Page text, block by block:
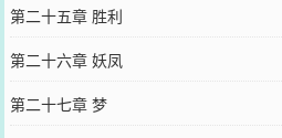
第二十五章 胜利
第二十六章 妖凤
第二十七章 梦